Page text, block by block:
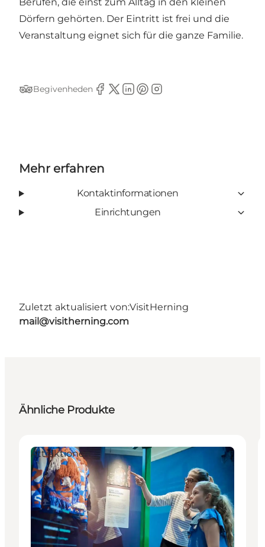
Berufen, die einst zum Alltag in den kleinen
Dörfern gehörten. Der Eintritt ist frei und die
Veranstaltung eignet sich für die ganze Familie.
Tripadvisor
Begivenheden
Facebook
Twitter
Linkedin
Pinterest
Instagram
Mehr erfahren
Kontaktinformationen
Einrichtungen
Zuletzt aktualisiert von:VisitHerning
mail@visitherning.com
Ähnliche Produkte
Attraktionen